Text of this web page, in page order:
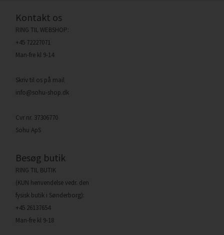
Kontakt os
RING TIL WEBSHOP:
+45 72227071
Man-fre kl 9-14
Skriv til os på mail
info@sohu-shop.dk
Cvr nr. 37306770
Sohu ApS
Besøg butik
RING TIL BUTIK
(KUN henvendelse vedr. den
fysisk butik i Sønderborg):
+45 26137654
Man-fre kl 9-18